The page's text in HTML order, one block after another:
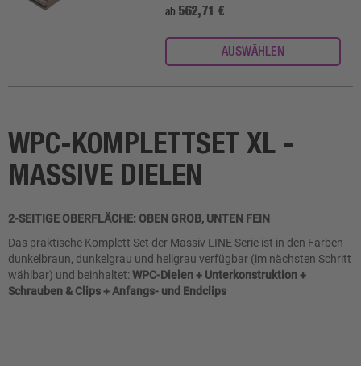
ab 562,71 €
AUSWÄHLEN
WPC-KOMPLETTSET XL -
MASSIVE DIELEN
2-SEITIGE OBERFLÄCHE: OBEN GROB, UNTEN FEIN
Das praktische Komplett Set der Massiv LINE Serie ist in den Farben
dunkelbraun, dunkelgrau und hellgrau verfügbar (im nächsten Schritt
wählbar) und beinhaltet: WPC-Dielen + Unterkonstruktion +
Schrauben & Clips + Anfangs- und Endclips